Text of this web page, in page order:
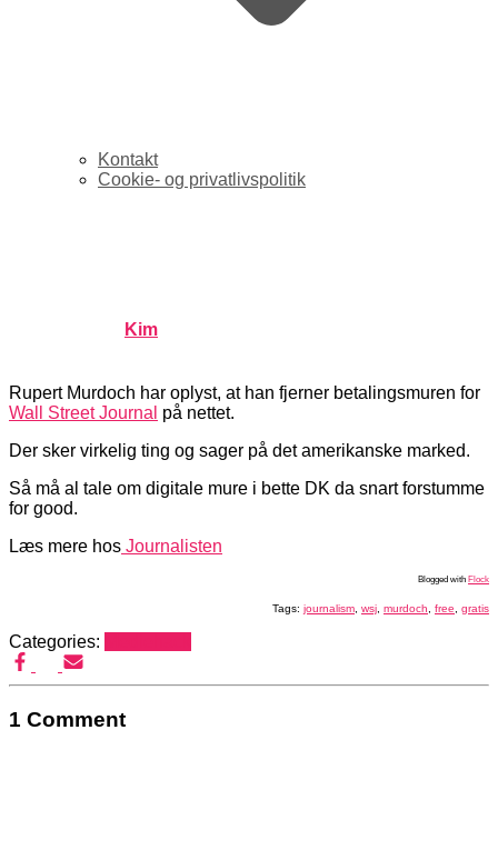
Kontakt
Cookie- og privatlivspolitik
Kim
Rupert Murdoch har oplyst, at han fjerner betalingsmuren for
Wall Street Journal på nettet.
Der sker virkelig ting og sager på det amerikanske marked.
Så må al tale om digitale mure i bette DK da snart forstumme
for good.
Læs mere hos Journalisten
Blogged with Flock
Tags: journalism wsj murdoch free gratis
Categories:
1 Comment